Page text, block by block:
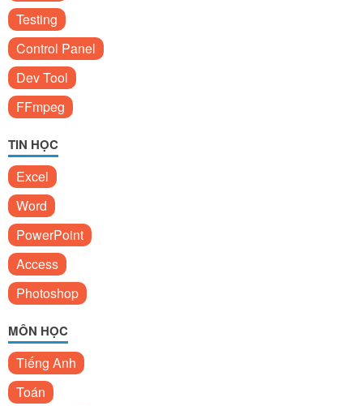
Testing
Control Panel
Dev Tool
FFmpeg
TIN HỌC
Excel
Word
PowerPoint
Access
Photoshop
MÔN HỌC
Tiếng Anh
Toán